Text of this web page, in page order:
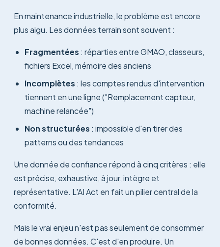
En maintenance industrielle, le problème est encore
plus aigu. Les données terrain sont souvent :
Fragmentées : réparties entre GMAO, classeurs,
fichiers Excel, mémoire des anciens
Incomplètes : les comptes rendus d'intervention
tiennent en une ligne ("Remplacement capteur,
machine relancée")
Non structurées : impossible d'en tirer des
patterns ou des tendances
Une donnée de confiance répond à cinq critères : elle
est précise, exhaustive, à jour, intègre et
représentative. L'AI Act en fait un pilier central de la
conformité.
Mais le vrai enjeu n'est pas seulement de consommer
de bonnes données. C'est d'en produire. Un